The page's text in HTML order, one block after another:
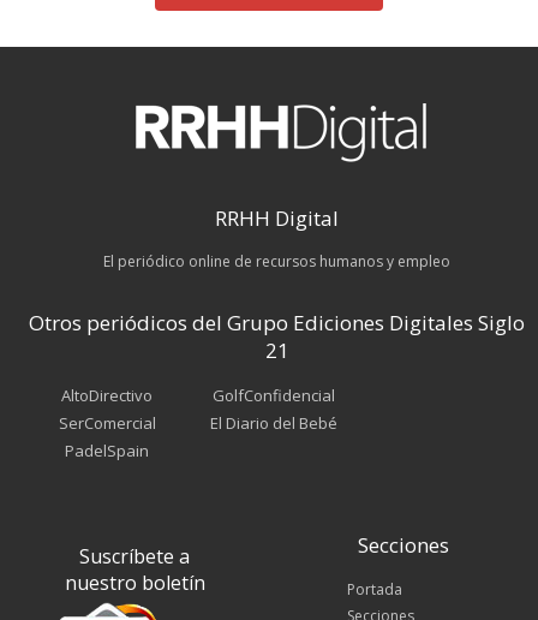
RRHH Digital
El periódico online de recursos humanos y empleo
Otros periódicos del Grupo Ediciones Digitales Siglo
21
AltoDirectivo
SerComercial
PadelSpain
GolfConfidencial
El Diario del Bebé
Suscríbete a
nuestro boletín
Secciones
Portada
Secciones